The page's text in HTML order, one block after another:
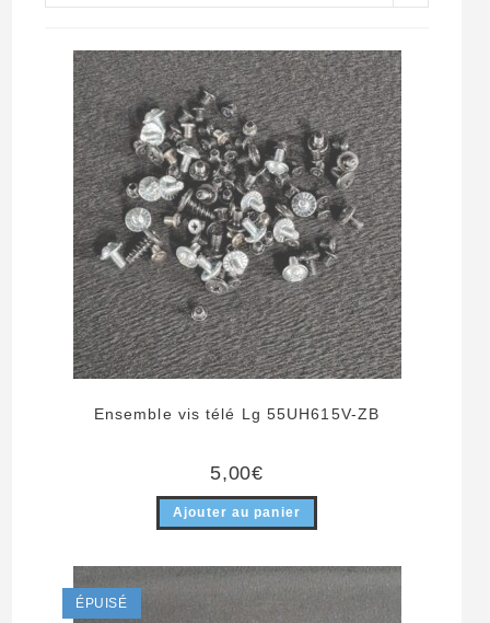
Ensemble vis télé Lg 55UH615V-ZB
5,00€
Ajouter au panier
ÉPUISÉ